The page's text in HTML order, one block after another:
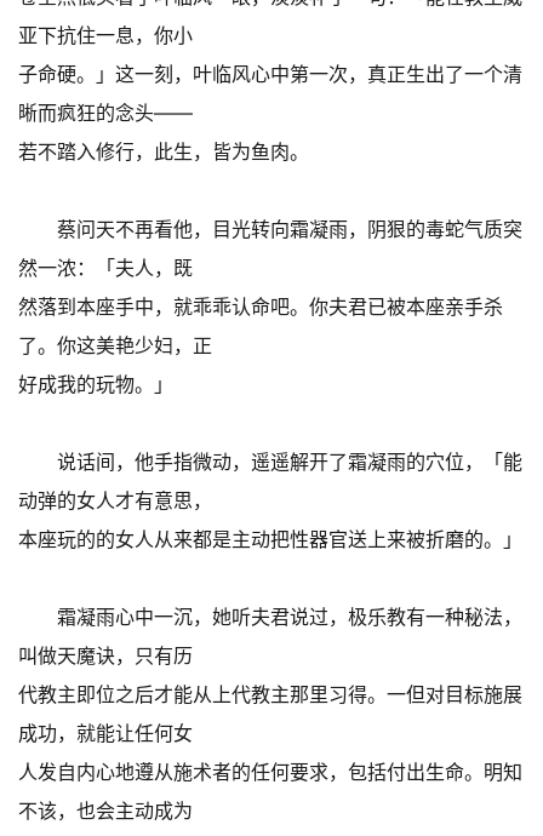
亚下抗住一息，你小
子命硬。」这一刻，叶临风心中第一次，真正生出了一个清
晰而疯狂的念头——
若不踏入修行，此生，皆为鱼肉。
蔡问天不再看他，目光转向霜凝雨，阴狠的毒蛇气质突
然一浓：「夫人，既
然落到本座手中，就乖乖认命吧。你夫君已被本座亲手杀
了。你这美艳少妇，正
好成我的玩物。」
说话间，他手指微动，遥遥解开了霜凝雨的穴位，「能
动弹的女人才有意思，
本座玩的的女人从来都是主动把性器官送上来被折磨的。」
霜凝雨心中一沉，她听夫君说过，极乐教有一种秘法，
叫做天魔诀，只有历
代教主即位之后才能从上代教主那里习得。一但对目标施展
成功，就能让任何女
人发自内心地遵从施术者的任何要求，包括付出生命。明知
不该，也会主动成为